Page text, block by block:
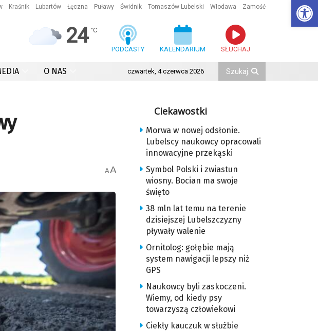
Kraśnik Lubartów Łęczna Puławy Świdnik Tomaszów Lubelski Włodawa Zamość
24 °C
PODCASTY KALENDARIUM SŁUCHAJ
O NAS czwartek, 4 czerwca 2026
AA
Ciekawostki
Morwa w nowej odsłonie.
Lubelscy naukowcy opracowali
innowacyjne przekąski
Symbol Polski i zwiastun
wiosny. Bocian ma swoje
święto
38 mln lat temu na terenie
dzisiejszej Lubelszczyzny
pływały walenie
Ornitolog: gołębie mają
system nawigacji lepszy niż
GPS
Naukowcy byli zaskoczeni.
Wiemy, od kiedy psy
towarzyszą człowiekowi
Ciekły kauczuk w służbie